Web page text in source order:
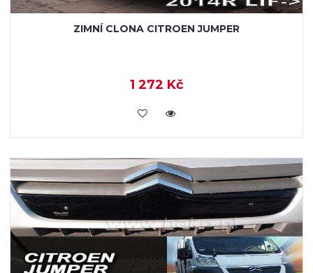
ZIMNÍ CLONA CITROEN JUMPER
1 272 Kč
KOUPIT